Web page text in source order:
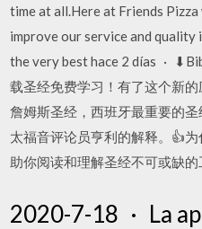
time at all.Here at Friends
improve our service and
the very best hace 2 días ·
载圣经免费学习！有了这个新
詹姆斯圣经，西班牙最重要的
太福音评论员亨利的解释。👍
助你阅读和理解圣经不可或缺的
2020-7-18 · ‎La